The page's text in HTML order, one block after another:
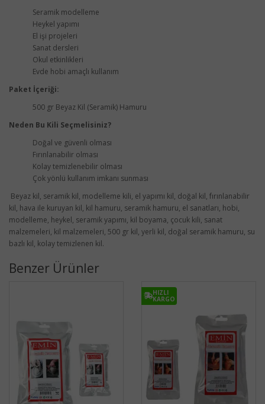
Seramik modelleme
Heykel yapımı
El işi projeleri
Sanat dersleri
Okul etkinlikleri
Evde hobi amaçlı kullanım
Paket İçeriği:
500 gr Beyaz Kil (Seramik) Hamuru
Neden Bu Kili Seçmelisiniz?
Doğal ve güvenli olması
Fırınlanabilir olması
Kolay temizlenebilir olması
Çok yönlü kullanım imkanı sunması
Beyaz kil, seramik kil, modelleme kili, el yapımı kil, doğal kil, fırınlanabilir
kil, hava ile kuruyan kil, kil hamuru, seramik hamuru, el sanatları, hobi,
modelleme, heykel, seramik yapımı, kil boyama, çocuk kili, sanat
malzemeleri, kil malzemeleri, 500 gr kil, yerli kil, doğal seramik hamuru, su
bazlı kil, kolay temizlenen kil.
Benzer Ürünler
HIZLI
KARGO